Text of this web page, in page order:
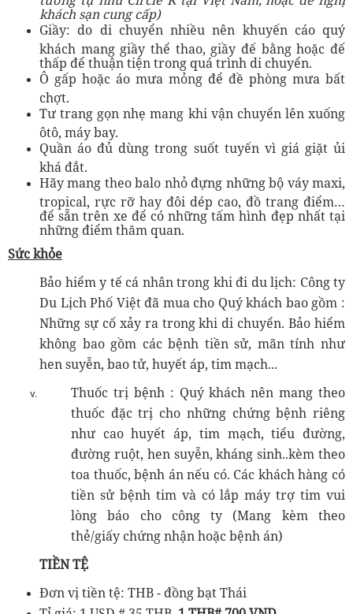
khách sạn cung cấp)
Giầy: do di chuyển nhiều nên khuyến cáo quý
khách mang giầy thể thao, giầy đế bằng hoặc đế
thấp để thuận tiện trong quá trình di chuyển.
Ô gấp hoặc áo mưa mỏng để đề phòng mưa bất
chợt.
Tư trang gọn nhẹ mang khi vận chuyển lên xuống
ôtô, máy bay.
Quần áo đủ dùng trong suốt tuyến vì giá giặt ủi
khá đắt.
Hãy mang theo balo nhỏ đựng những bộ váy maxi,
tropical, rực rỡ hay đôi dép cao, đồ trang điểm…
để sẵn trên xe để có những tấm hình đẹp nhất tại
những điểm thăm quan.
Sức khỏe
Bảo hiểm y tế cá nhân trong khi đi du lịch: Công ty
Du Lịch Phố Việt đã mua cho Quý khách bao gồm :
Những sự cố xảy ra trong khi di chuyển. Bảo hiểm
không bao gồm các bệnh tiền sử, mãn tính như
hen suyễn, bao tử, huyết áp, tim mạch...
Thuốc trị bệnh : Quý khách nên mang theo
thuốc đặc trị cho những chứng bệnh riêng
như cao huyết áp, tim mạch, tiểu đường,
đường ruột, hen suyễn, kháng sinh..kèm theo
toa thuốc, bệnh án nếu có. Các khách hàng có
tiền sử bệnh tim và có lắp máy trợ tim vui
lòng báo cho công ty (Mang kèm theo
thẻ/giấy chứng nhận hoặc bệnh án)
TIỀN TỆ
Đơn vị tiền tệ: THB - đồng bạt Thái